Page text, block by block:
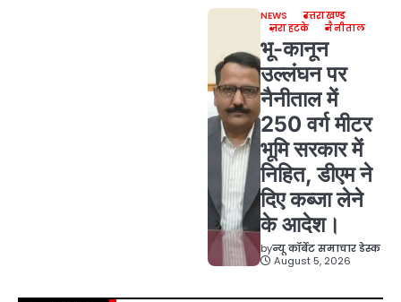
NEWS
उत्तराखण्ड
ज़रा हटके
नैनीताल
भू-कानून
उल्लंघन पर
नैनीताल में
250 वर्ग मीटर
भूमि सरकार में
निहित, डीएम ने
दिए कब्जा लेने
के आदेश।
byन्यू कॉर्बेट समाचार डेस्क
August 5, 2026